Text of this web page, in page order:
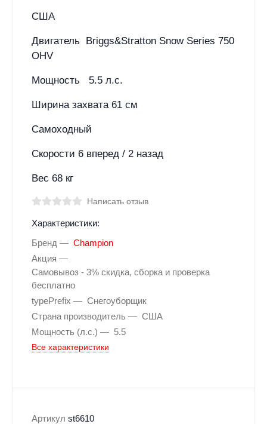
США
Двигатель Briggs&Stratton Snow Series 750
OHV
Мощность 5.5 л.с.
Ширина захвата 61 см
Самоходный
Скорости 6 вперед / 2 назад
Вес 68 кг
Написать отзыв
Характеристики:
Бренд
Champion
Акция
Самовывоз - 3% скидка, сборка и проверка
бесплатно
typePrefix
Снегоуборщик
Страна производитель
США
Мощность (л.с.)
5.5
Все характеристики
Артикул st6610